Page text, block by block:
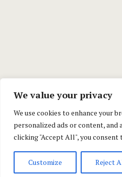
We value your privacy
We use cookies to enhance your
personalized ads or content, and
clicking "Accept All", you consent
Customize Reject